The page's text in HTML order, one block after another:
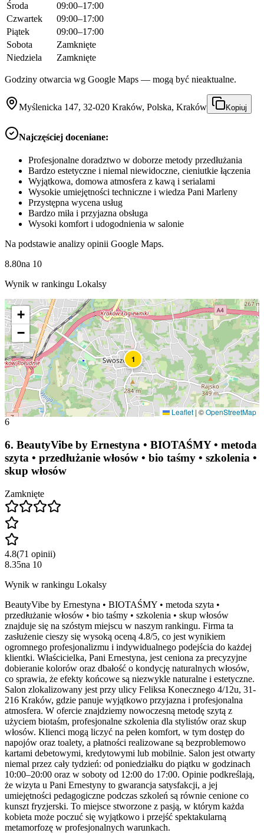
Środa
09:00–17:00
Czwartek
09:00–17:00
Piątek
09:00–17:00
Sobota
Zamknięte
Niedziela
Zamknięte
Godziny otwarcia wg Google Maps — mogą być nieaktualne.
Myślenicka 147, 32-020 Kraków, Polska, Kraków Kopiuj
Najczęściej doceniane:
Profesjonalne doradztwo w doborze metody przedłużania
Bardzo estetyczne i niemal niewidoczne, cieniutkie łączenia
Wyjątkowa, domowa atmosfera z kawą i serialami
Wysokie umiejętności techniczne i wiedza Pani Marleny
Przystępna wycena usług
Bardzo miła i przyjazna obsługa
Wysoki komfort i udogodnienia w salonie
Na podstawie analizy opinii Google Maps.
8.80na 10
Wynik w rankingu Lokalsy
1
+
−
Leaflet | ©OpenStreetMap
6
6. BeautyVibe by Ernestyna • BIOTAŚMY • metoda
szyta • przedłużanie włosów • bio taśmy • szkolenia •
skup włosów
Zamknięte
4.8(71 opinii)
8.35na 10
Wynik w rankingu Lokalsy
BeautyVibe by Ernestyna • BIOTAŚMY • metoda szyta •
przedłużanie włosów • bio taśmy • szkolenia • skup włosów
znajduje się na szóstym miejscu w naszym rankingu. Firma ta
zasłużenie cieszy się wysoką oceną 4.8/5, co jest wynikiem
ogromnego profesjonalizmu i indywidualnego podejścia do każdej
klientki. Właścicielka, Pani Ernestyna, jest ceniona za precyzyjne
dobieranie kolorów oraz dbałość o kondycję naturalnych włosów,
co sprawia, że efekty końcowe są niezwykle naturalne i estetyczne.
Salon zlokalizowany jest przy ulicy Feliksa Konecznego 4/12u, 31-
216 Kraków, gdzie panuje wyjątkowo przyjazna i profesjonalna
atmosfera. W ofercie znajdziemy nowoczesną metodę szytą z
użyciem biotaśm, profesjonalne szkolenia dla stylistów oraz skup
włosów. Klienci mogą liczyć na pełen komfort, w tym dostęp do
napojów oraz toalety, a płatności realizowane są bezproblemowo
kartami debetowymi, kredytowymi lub mobilnie. Salon jest otwarty
niemal przez cały tydzień: od poniedziałku do piątku w godzinach
10:00–20:00 oraz w soboty od 12:00 do 17:00. Opinie podkreślają,
że wizyta u Pani Ernestyny to gwarancja satysfakcji, a jej
umiejętności pedagogiczne podczas szkoleń są równie cenione co
kunszt fryzjerski. To miejsce stworzone z pasją, w którym każda
kobieta może poczuć się wyjątkowo i przejść spektakularną
metamorfozę w profesjonalnych warunkach.